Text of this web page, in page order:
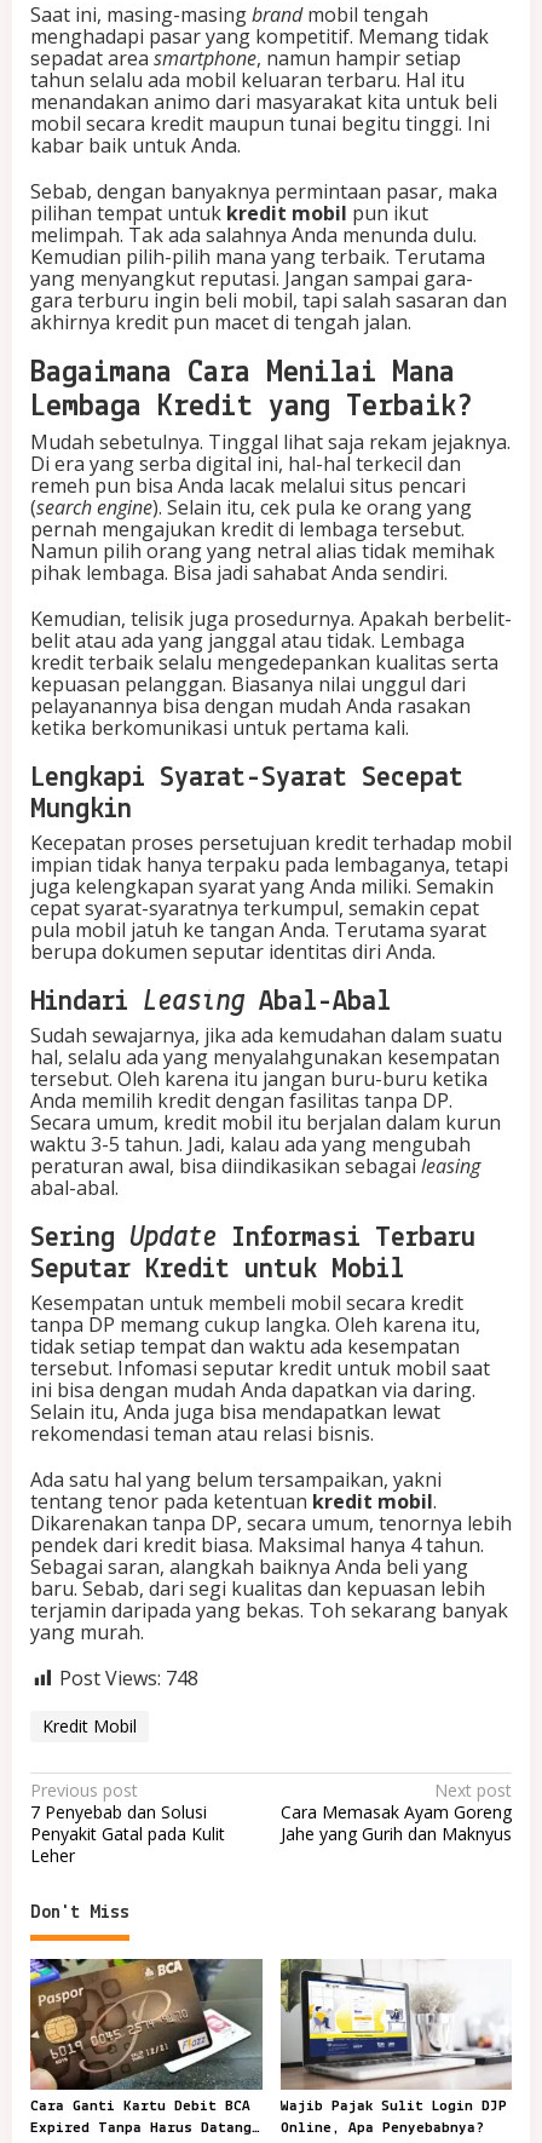
Saat ini, masing-masingbrandmobil tengah
menghadapi pasar yang kompetitif. Memang tidak
sepadat area smartphone, namun hampir setiap
tahun selalu ada mobil keluaran terbaru. Hal itu
menandakan animo dari masyarakat kita untuk beli
mobil secara kredit maupun tunai begitu tinggi. Ini
kabar baik untuk Anda.
Sebab, dengan banyaknya permintaan pasar, maka
pilihan tempat untuk kredit mobil pun ikut
melimpah. Tak ada salahnya Anda menunda dulu.
Kemudian pilih-pilih mana yang terbaik. Terutama
yang menyangkut reputasi. Jangan sampai gara-
gara terburu ingin beli mobil, tapi salah sasaran dan
akhirnya kredit pun macet di tengah jalan.
Bagaimana Cara Menilai Mana
Lembaga Kredit yang Terbaik?
Mudah sebetulnya. Tinggal lihat saja rekam jejaknya.
Di era yang serba digital ini, hal-hal terkecil dan
remeh pun bisa Anda lacak melalui situs pencari
(search engine). Selain itu, cek pula ke orang yang
pernah mengajukan kredit di lembaga tersebut.
Namun pilih orang yang netral alias tidak memihak
pihak lembaga. Bisa jadi sahabat Anda sendiri.
Kemudian, telisik juga prosedurnya. Apakah berbelit-
belit atau ada yang janggal atau tidak. Lembaga
kredit terbaik selalu mengedepankan kualitas serta
kepuasan pelanggan. Biasanya nilai unggul dari
pelayanannya bisa dengan mudah Anda rasakan
ketika berkomunikasi untuk pertama kali.
Lengkapi Syarat-Syarat Secepat
Mungkin
Kecepatan proses persetujuan kredit terhadap mobil
impian tidak hanya terpaku pada lembaganya, tetapi
juga kelengkapan syarat yang Anda miliki. Semakin
cepat syarat-syaratnya terkumpul, semakin cepat
pula mobil jatuh ke tangan Anda. Terutama syarat
berupa dokumen seputar identitas diri Anda.
Hindari Leasing Abal-Abal
Sudah sewajarnya, jika ada kemudahan dalam suatu
hal, selalu ada yang menyalahgunakan kesempatan
tersebut. Oleh karena itu jangan buru-buru ketika
Anda memilih kredit dengan fasilitas tanpa DP.
Secara umum, kredit mobil itu berjalan dalam kurun
waktu 3-5 tahun. Jadi, kalau ada yang mengubah
peraturan awal, bisa diindikasikan sebagai leasing
abal-abal.
Sering Update Informasi Terbaru
Seputar Kredit untuk Mobil
Kesempatan untuk membeli mobil secara kredit
tanpa DP memang cukup langka. Oleh karena itu,
tidak setiap tempat dan waktu ada kesempatan
tersebut. Infomasi seputar kredit untuk mobil saat
ini bisa dengan mudah Anda dapatkan via daring.
Selain itu, Anda juga bisa mendapatkan lewat
rekomendasi teman atau relasi bisnis.
Ada satu hal yang belum tersampaikan, yakni
tentang tenor pada ketentuan kredit mobil.
Dikarenakan tanpa DP, secara umum, tenornya lebih
pendek dari kredit biasa. Maksimal hanya 4 tahun.
Sebagai saran, alangkah baiknya Anda beli yang
baru. Sebab, dari segi kualitas dan kepuasan lebih
terjamin daripada yang bekas. Toh sekarang banyak
yang murah.
Post Views: 748
Kredit Mobil
P
o
s
t
n
a
v
i
g
a
t
Previous post
7 Penyebab dan Solusi
Penyakit Gatal pada Kulit
Leher
Next post
Cara Memasak Ayam Goreng
Jahe yang Gurih dan Maknyus
Don't Miss
Cara Ganti Kartu Debit BCA
Expired Tanpa Harus Datang
Wajib Pajak Sulit Login DJP
Online, Apa Penyebabnya?